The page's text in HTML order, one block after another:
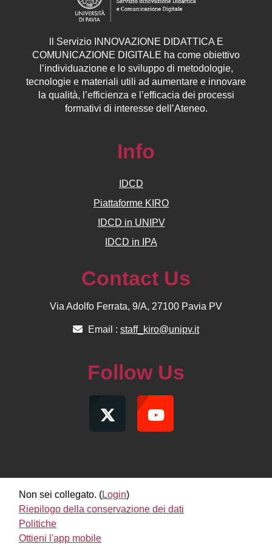
Servizio INNOVAZIONE DIDATTICA E
COMUNICAZIONE DIGITALE ha come obiettivo
l’individuazione e lo sviluppo di metodologie,
tecnologie e materiali utili ad aumentare e innovare
la qualità, l’efficienza e l’efficacia dei processi
formativi di interesse dell’Ateneo.
Info
IDCD
Piattaforme KIRO
IDCD in UNIPV
IDCD in IPA
Contact Us
Via Adolfo Ferrata, 9/A, 27100 Pavia PV
Email : staff_kiro@unipv.it
Follow Us
Non sei collegato. (Login)
Riepilogo della conservazione dei dati
Politiche
Ottieni l'app mobile